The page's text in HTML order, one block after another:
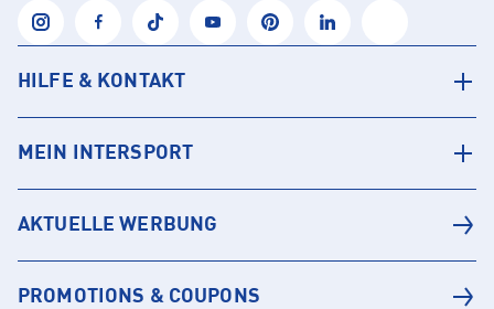
HILFE & KONTAKT
MEIN INTERSPORT
AKTUELLE WERBUNG
PROMOTIONS & COUPONS